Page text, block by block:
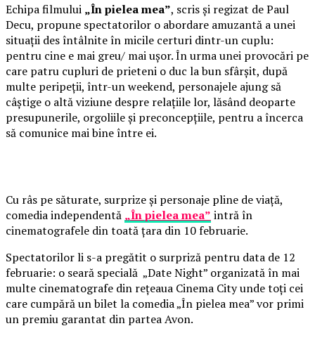
Echipa filmului „În pielea mea”, scris și regizat de Paul
Decu, propune spectatorilor o abordare amuzantă a unei
situații des întâlnite în micile certuri dintr-un cuplu:
pentru cine e mai greu/ mai ușor. În urma unei provocări pe
care patru cupluri de prieteni o duc la bun sfârșit, după
multe peripeții, într-un weekend, personajele ajung să
câștige o altă viziune despre relațiile lor, lăsând deoparte
presupunerile, orgoliile și preconcepțiile, pentru a încerca
să comunice mai bine între ei.
Cu râs pe săturate, surprize și personaje pline de viață,
comedia independentă „În pielea mea” intră în
cinematografele din toată țara din 10 februarie.
Spectatorilor li s-a pregătit o surpriză pentru data de 12
februarie: o seară specială „Date Night” organizată în mai
multe cinematografe din rețeaua Cinema City unde toți cei
care cumpără un bilet la comedia „În pielea mea” vor primi
un premiu garantat din partea Avon.